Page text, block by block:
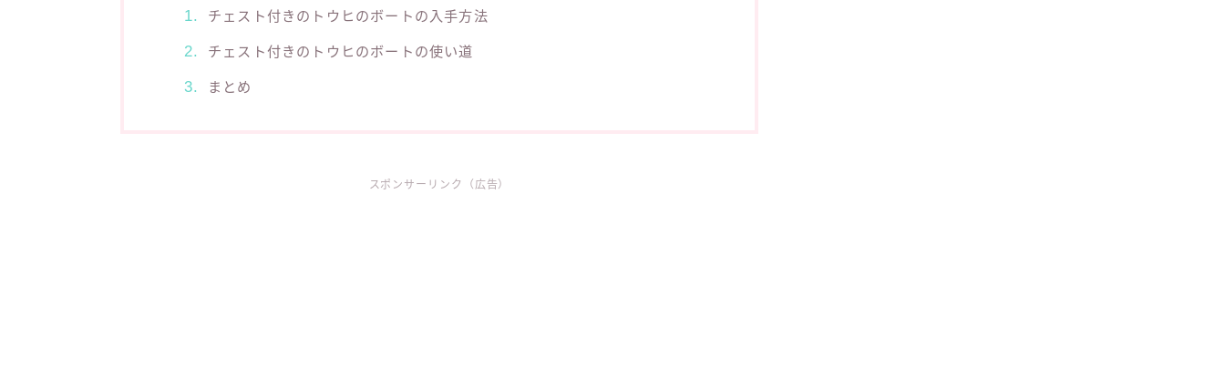
チェスト付きのトウヒのボートの入手方法
チェスト付きのトウヒのボートの使い道
まとめ
スポンサーリンク（広告）